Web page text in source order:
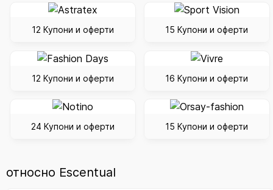
12 Купони и оферти 15 Купони и оферти
12 Купони и оферти 16 Купони и оферти
24 Купони и оферти 15 Купони и оферти
относно Escentual